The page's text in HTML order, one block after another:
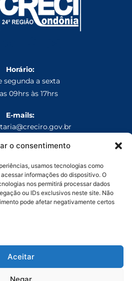
o consentimento
usamos tecnologias como
informações do dispositivo. O
nos permitirá processar dados
ou IDs exclusivos neste site. Não
pode afetar negativamente certos
Aceitar
Negar
Horário:
segunda a sexta
09hrs às 17hrs
E-mails:
WhatsApp:
Geral: (69) 3224-1008
(69) 9 9971-4468
DE IMOVEIS-24ª REGIAO/RO/AC –
05.968.813/0001-93